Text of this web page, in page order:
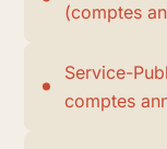
(comptes
Service-
comptes